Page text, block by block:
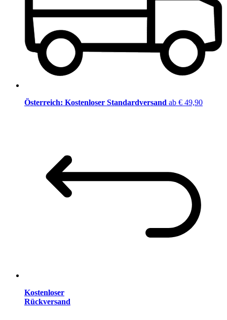
Österreich: Kostenloser Standardversand ab € 49,90
Kostenloser
Rückversand